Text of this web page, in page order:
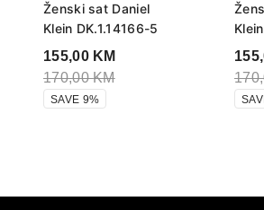
Ženski sat Daniel
Klein DK.1.14166-5
155,00 KM
170,00KM
SAVE 9%